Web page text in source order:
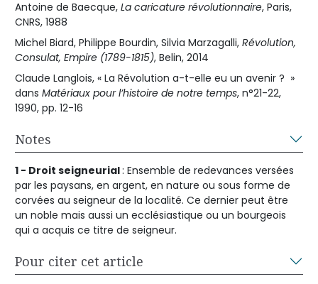
Antoine de Baecque, La caricature révolutionnaire, Paris,
CNRS, 1988
Michel Biard, Philippe Bourdin, Silvia Marzagalli, Révolution,
Consulat, Empire (1789-1815), Belin, 2014
Claude Langlois, « La Révolution a-t-elle eu un avenir ? »
dans Matériaux pour l’histoire de notre temps, n°21-22,
1990, pp. 12-16
Notes
1 - Droit seigneurial: Ensemble de redevances versées
par les paysans, en argent, en nature ou sous forme de
corvées au seigneur de la localité. Ce dernier peut être
un noble mais aussi un ecclésiastique ou un bourgeois
qui a acquis ce titre de seigneur.
Pour citer cet article